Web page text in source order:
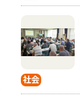
社会